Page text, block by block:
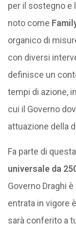
per il sostegno e
noto come
organico di
con diversi
definisce un
tempi di azione,
cui il Governo
attuazione della
Fa parte di
universale da
Governo Draghi
entrata in vigore
sarà conferito a